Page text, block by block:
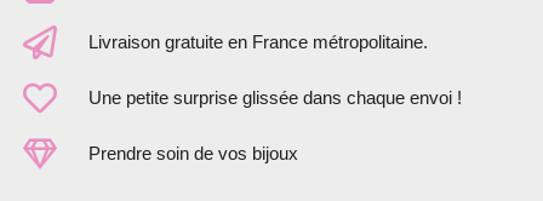
Livraison gratuite en France métropolitaine.
Une petite surprise glissée dans chaque envoi !
Prendre soin de vos bijoux